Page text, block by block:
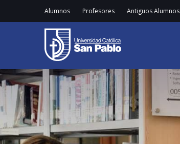
Alumnos Profesores Antiguos Alumnos